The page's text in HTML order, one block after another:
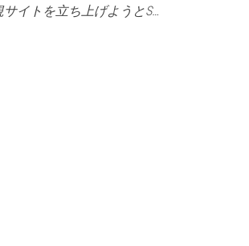
イトを立ち上げようとS…